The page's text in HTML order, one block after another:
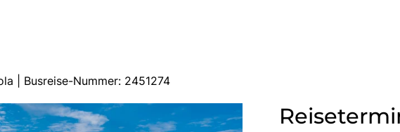
| Busreise-Nummer: 2451274